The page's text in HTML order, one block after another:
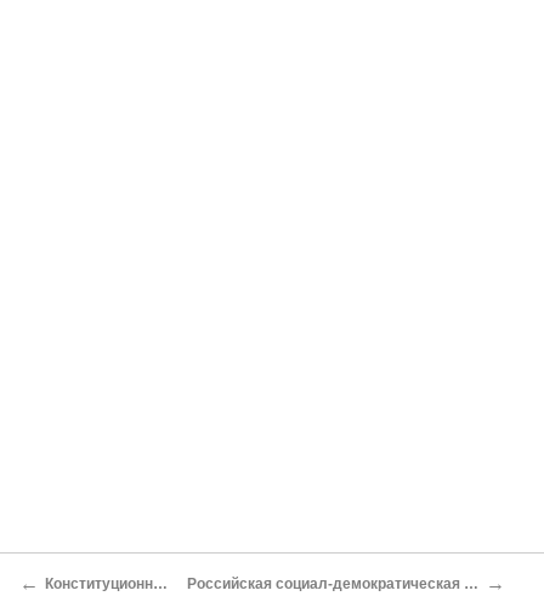
← Конституционный базар Российская социал-демократическая рабочая партия →